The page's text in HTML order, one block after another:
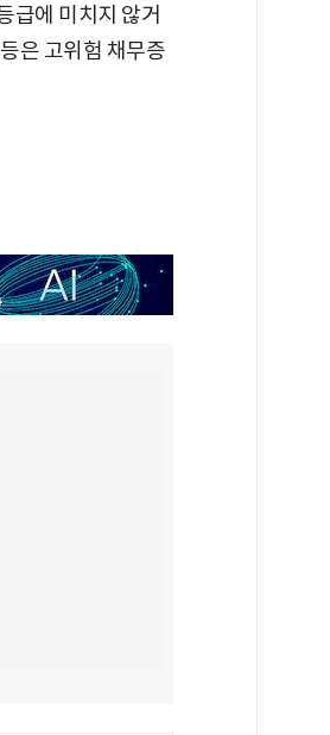
급에 미치지 않거
은 고위험 채무증